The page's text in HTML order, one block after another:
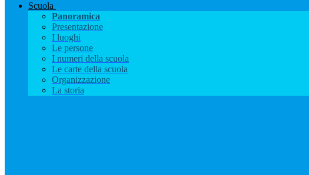
Scuola
Panoramica
Presentazione
I luoghi
Le persone
I numeri della scuola
Le carte della scuola
Organizzazione
La storia